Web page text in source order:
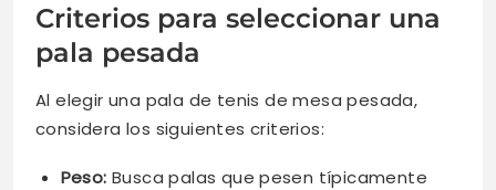
Criterios para seleccionar una
pala pesada
Al elegir una pala de tenis de mesa pesada,
considera los siguientes criterios:
Peso: Busca palas que pesen típicamente